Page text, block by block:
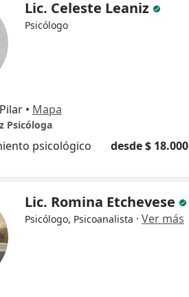
Lic. Celeste Leaniz
Psicólogo
• Mapa
Psicóloga
psicológico desde $ 18.000
Lic. Romina Etchevese
Psicólogo, Psicoanalista · Ver más